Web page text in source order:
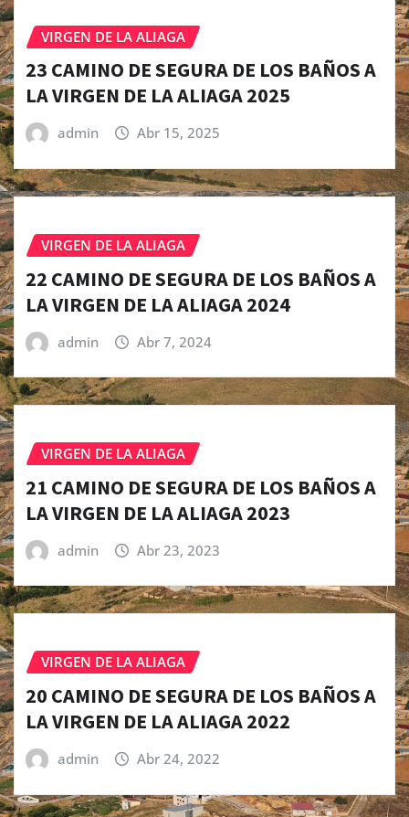
VIRGEN DE LA ALIAGA
23 CAMINO DE SEGURA DE LOS BAÑOS A
LA VIRGEN DE LA ALIAGA 2025
admin Abr 15, 2025
VIRGEN DE LA ALIAGA
22 CAMINO DE SEGURA DE LOS BAÑOS A
LA VIRGEN DE LA ALIAGA 2024
admin Abr 7, 2024
VIRGEN DE LA ALIAGA
21 CAMINO DE SEGURA DE LOS BAÑOS A
LA VIRGEN DE LA ALIAGA 2023
admin Abr 23, 2023
VIRGEN DE LA ALIAGA
20 CAMINO DE SEGURA DE LOS BAÑOS A
LA VIRGEN DE LA ALIAGA 2022
admin Abr 24, 2022